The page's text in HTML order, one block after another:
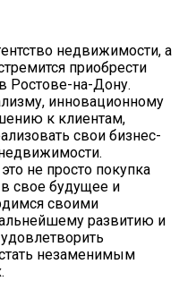
недвижимости, а
приобрести
Ростове-на-Дону.
инновационному
к клиентам,
свои бизнес-
не просто покупка
свое будущее и
своими
развитию и
незаменимым